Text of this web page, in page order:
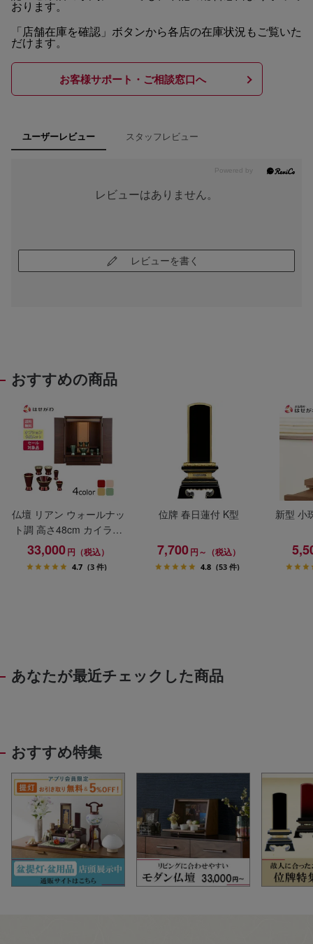
おります。
「店舗在庫を確認」ボタンから各店の在庫状況もご覧いた
だけます。
お客様サポート・ご相談窓口へ
ユーザーレビュー スタッフレビュー
レビューはありません。
レビューを書く
おすすめの商品
仏壇 リアン ウォールナッ
ト調 高さ48cm カイラ具
足セット
33,000円（税込）
4.7 (3 件)
位牌 春日蓮付 K型
7,700円～（税込）
4.8 (53 件)
新型 小
あなたが最近チェックした商品
おすすめ特集